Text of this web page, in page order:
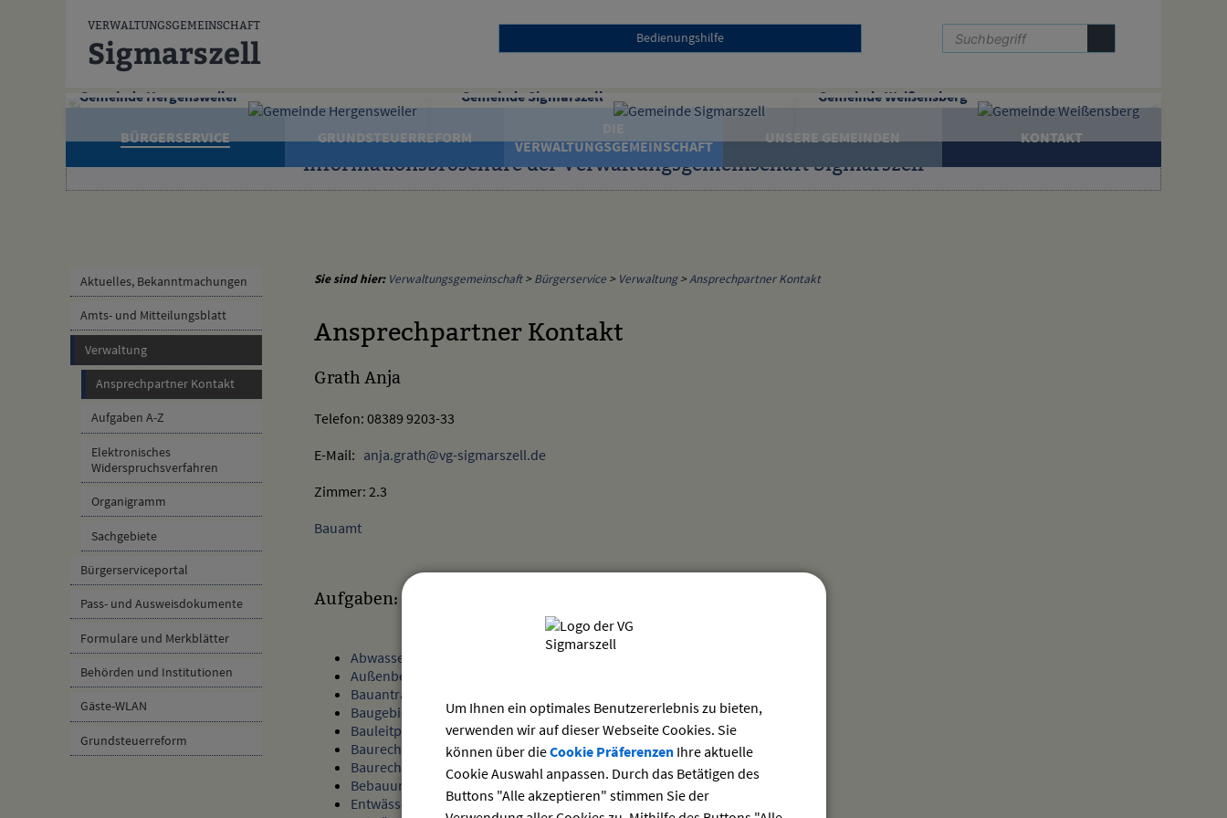
VERWALTUNGSGEMEINSCHAFT
Sigmarszell Bedienungshilfe
Gemeinde Hergensweiler Gemeinde Sigmarszell Gemeinde Weißensberg
BÜRGERSERVICE GRUNDSTEUERREFORM
VERWALTUNGSGEMEINSCHAFT
UNSERE GEMEINDEN KONTAKT
Informationsbroschüre der Verwaltungsgemeinschaft Sigmarszell
Aktuelles, Bekanntmachungen
Amts- und Mitteilungsblatt
Verwaltung
Ansprechpartner Kontakt
Aufgaben A-Z
Elektronisches
Widerspruchsverfahren
Organigramm
Sachgebiete
Bürgerserviceportal
Pass- und Ausweisdokumente
Formulare und Merkblätter
Behörden und Institutionen
Gäste-WLAN
Grundsteuerreform
Sie sind hier: Verwaltungsgemeinschaft>Bürgerservice > Verwaltung>Ansprechpartner Kontakt
Ansprechpartner Kontakt
Grath Anja
Telefon: 08389 9203-33
E-Mail: anja.grath@vg-sigmarszell.de
Zimmer: 2.3
Bauamt
Aufgaben:
Abwasserentsorgung
Außenbereichssatzungen
Bauantrag; Einreichung
Baugebiet; Erschließung
Bauleitplanverfahren
Baurecht - Abweichungen bei verfahrensfreien Bauvorhaben
Baurecht - Erlass örtlicher Bauvorschriften
Bebauungsplan
Entwässerung; Entwässerungsbeiträge
Um Ihnen ein optimales Benutzererlebnis zu bieten,
verwenden wir auf dieser Webseite Cookies. Sie
können über dieCookie PräferenzenIhre aktuelle
Cookie Auswahl anpassen. Durch das Betätigen des
Buttons "Alle akzeptieren" stimmen Sie der